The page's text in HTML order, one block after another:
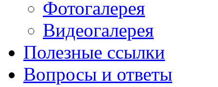
Фотогалерея
Видеогалерея
Полезные ссылки
Вопросы и ответы